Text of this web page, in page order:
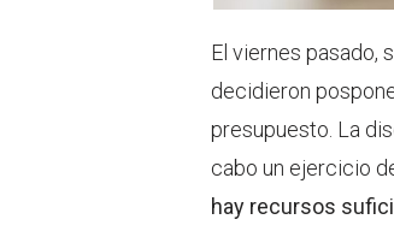
El viernes pasado,
decidieron
presupuesto. La
cabo un ejercicio
hay recursos